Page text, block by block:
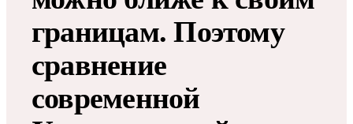
границам. Поэтому
сравнение
современной